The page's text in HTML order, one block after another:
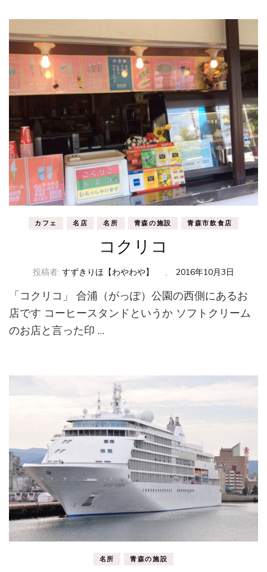
カフェ 名店 名所 青森の施設 青森市飲食店
コクリコ
投稿者: すずきりほ【わやわや】 、 2016年10月3日
「コクリコ」 合浦（がっぽ）公園の西側にあるお
店です コーヒースタンドというか ソフトクリーム
のお店と言った印 …
名所 青森の施設